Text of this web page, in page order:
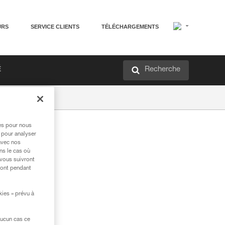
SERVICE CLIENTS TÉLÉCHARGEMENTS
Recherche
pour nous
analyser
nos
le cas où
suivront
pendant
» prévu à
cas ce